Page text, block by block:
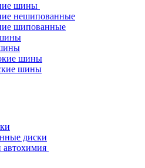
шины
нешипованные
шипованные
шины
шины
диски